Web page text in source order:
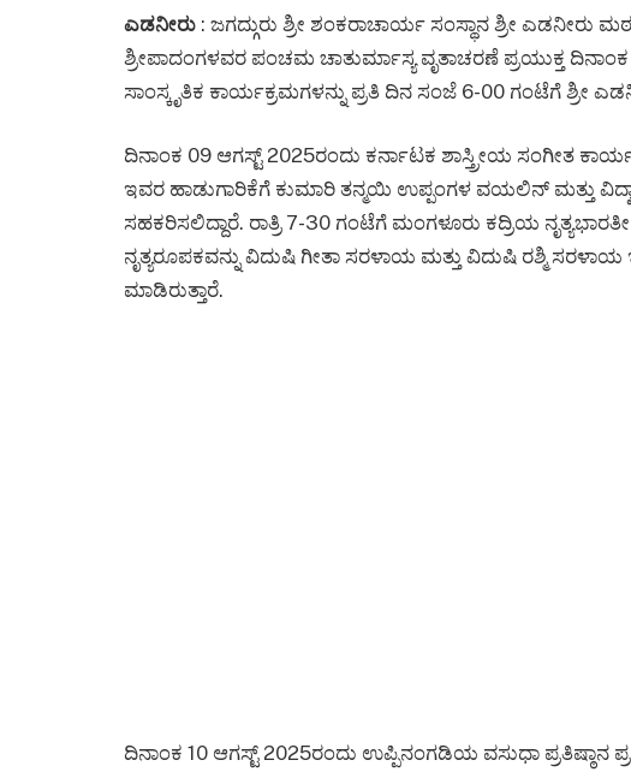
ಎಡನೀರು : ಜಗದ್ಗುರು ಶ್ರೀ ಶಂಕರಾಚಾರ್ಯ ಸಂಸ್ಥಾನ ಶ್ರೀ ಎಡನೀರು
ಶ್ರೀಪಾದಂಗಳವರ ಪಂಚಮ ಚಾತುರ್ಮಾಸ್ಯ ವೃತಾಚರಣೆ ಪ್ರಯುಕ್ತ
ಸಾಂಸ್ಕೃತಿಕ ಕಾರ್ಯಕ್ರಮಗಳನ್ನು ಪ್ರತಿ ದಿನ ಸಂಜೆ 6-00 ಗಂಟೆಗೆ ಶ್ರೀ
ದಿನಾಂಕ 09 ಆಗಸ್ಟ್ 2025ರಂದು ಕರ್ನಾಟಕ ಶಾಸ್ತ್ರೀಯ ಸಂಗೀತ
ಇವರ ಹಾಡುಗಾರಿಕೆಗೆ ಕುಮಾರಿ ತನ್ಮಯಿ ಉಪ್ಪಂಗಳ ವಯಲಿನ್ ಮತ್ತು
ಸಹಕರಿಸಲಿದ್ದಾರೆ. ರಾತ್ರಿ 7-30 ಗಂಟೆಗೆ ಮಂಗಳೂರು ಕದ್ರಿಯ ನೃತ್ಯಭಾರತೀ
ನೃತ್ಯರೂಪಕವನ್ನು ವಿದುಷಿ ಗೀತಾ ಸರಳಾಯ ಮತ್ತು ವಿದುಷಿ ರಶ್ಮಿ
ಮಾಡಿರುತ್ತಾರೆ.
ದಿನಾಂಕ 10 ಆಗಸ್ಟ್ 2025ರಂದು ಉಪ್ಪಿನಂಗಡಿಯ ವಸುಧಾ ಪ್ರತಿಷ್ಠಾನ